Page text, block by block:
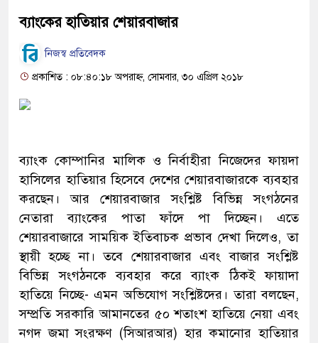
ব্যাংকের হাতিয়ার শেয়ারবাজার
নিজস্ব প্রতিবেদক
প্রকাশিত : ০৮:৪০:১৮ অপরাহ্ন, সোমবার, ৩০ এপ্রিল ২০১৮
ব্যাংক কোম্পানির মালিক ও নির্বাহীরা নিজেদের ফায়দা
হাসিলের হাতিয়ার হিসেবে দেশের শেয়ারবাজারকে ব্যবহার
করছেন। আর শেয়ারবাজার সংশ্লিষ্ট বিভিন্ন সংগঠনের
নেতারা ব্যাংকের পাতা ফাঁদে পা দিচ্ছেন। এতে
শেয়ারবাজারে সাময়িক ইতিবাচক প্রভাব দেখা দিলেও, তা
স্থায়ী হচ্ছে না। তবে শেয়ারবাজার এবং বাজার সংশ্লিষ্ট
বিভিন্ন সংগঠনকে ব্যবহার করে ব্যাংক ঠিকই ফায়াদা
হাতিয়ে নিচ্ছে- এমন অভিযোগ সংশ্লিষ্টদের। তারা বলছেন,
সম্প্রতি সরকারি আমানতের ৫০ শতাংশ হাতিয়ে নেয়া এবং
নগদ জমা সংরক্ষণ (সিআরআর) হার কমানোর হাতিয়ার